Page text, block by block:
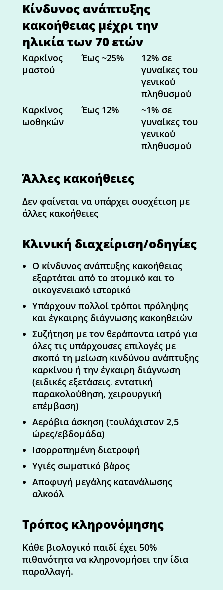
Κίνδυνος ανάπτυξης
κακοήθειας μέχρι την
ηλικία των 70 ετών
Καρκίνος
μαστού
Έως ~25%
12% σε
γυναίκες του
γενικού
πληθυσμού
Καρκίνος
ωοθηκών
Έως 12%
~1% σε
γυναίκες του
γενικού
πληθυσμού
Άλλες κακοήθειες
Δεν φαίνεται να υπάρχει συσχέτιση με
άλλες κακοήθειες
Κλινική διαχείριση/οδηγίες
Ο κίνδυνος ανάπτυξης κακοήθειας
εξαρτάται από το ατομικό και το
οικογενειακό ιστορικό
Υπάρχουν πολλοί τρόποι πρόληψης
και έγκαιρης διάγνωσης κακοηθειών
Συζήτηση με τον θεράποντα ιατρό για
όλες τις υπάρχουσες επιλογές με
σκοπό τη μείωση κινδύνου ανάπτυξης
καρκίνου ή την έγκαιρη διάγνωση
(ειδικές εξετάσεις, εντατική
παρακολούθηση, χειρουργική
επέμβαση)
Αερόβια άσκηση (τουλάχιστον 2,5
ώρες/εβδομάδα)
Ισορροπημένη διατροφή
Υγιές σωματικό βάρος
Αποφυγή μεγάλης κατανάλωσης
αλκοόλ
Τρόπος κληρονόμησης
Κάθε βιολογικό παιδί έχει 50%
πιθανότητα να κληρονομήσει την ίδια
παραλλαγή.